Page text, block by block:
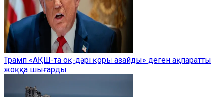
Трамп «АҚШ-та оқ-дәрі қоры азайды» деген ақпаратты
жоққа шығарды